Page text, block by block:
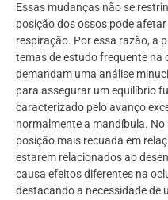
Essas mudanças não se
posição dos ossos pode
respiração. Por essa razão, a
temas de estudo frequente na
demandam uma análise
para assegurar um equilíbrio
caracterizado pelo avanço
normalmente a mandíbula.
posição mais recuada em
estarem relacionados ao
causa efeitos diferentes na
destacando a necessidade de